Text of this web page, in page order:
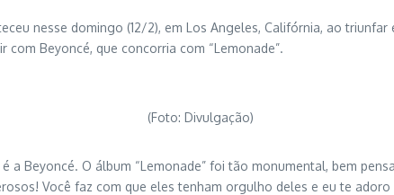
nesse domingo (12/2), em Los Angeles, Califórnia, ao
Beyoncé, que concorria com “Lemonade”.
(Foto: Divulgação)
a Beyoncé. O álbum “Lemonade” foi tão monumental, bem
Você faz com que eles tenham orgulho deles e eu te